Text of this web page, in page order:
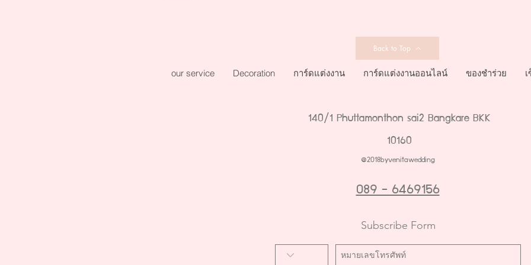
Back to Top
our service Decoration การ์ดแต่งงาน การ์ดแต่งงานออนไลน์ ของชำร่วย
140/1 Phuttamonthon sai2 Bangkare BKK
10160
@2018byvenitawedding
089 - 6469156
Subscribe Form